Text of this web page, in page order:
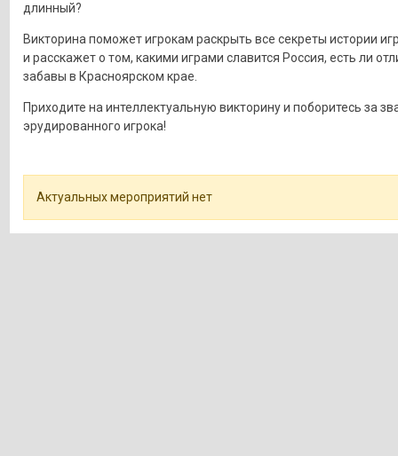
длинный?
Викторина поможет игрокам раскрыть все секреты истории
и расскажет о том, какими играми славится Россия, есть ли
забавы в Красноярском крае.
Приходите на интеллектуальную викторину и поборитесь за
эрудированного игрока!
Актуальных мероприятий нет